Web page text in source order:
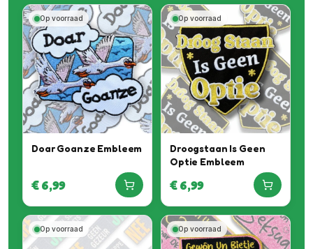
Op voorraad
Doar Goanze Embleem
€6,99
Op voorraad
Droogstaan Is Geen
Optie Embleem
€6,99
Op voorraad Op voorraad